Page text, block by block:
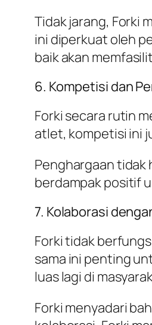
Tidak jarang, Forki
ini diperkuat oleh
baik akan
6. Kompetisi dan
Forki secara rutin
atlet, kompetisi ini
Penghargaan tidak
berdampak positif
7. Kolaborasi
Forki tidak
sama ini penting
luas lagi di
Forki menyadari